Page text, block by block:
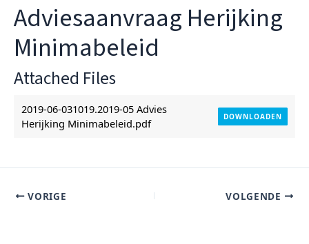
Adviesaanvraag Herijking
Minimabeleid
Attached Files
2019-06-031019.2019-05 Advies
Herijking Minimabeleid.pdf
DOWNLOADEN
VORIGE VOLGENDE